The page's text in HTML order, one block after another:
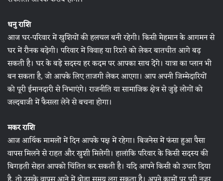
धनु राशि
आज घर-परिवार में खुशियों की हलचल बनी रहेगी। किसी मेहमान के आगमन से
घर में रौनक बढ़ेगी। परिवार में विवाह या रिश्ते को लेकर बातचीत आगे बढ़
सकती है। घर के बड़े सदस्य हर कदम पर आपका साथ देंगे। यात्रा का प्लान भी
बन सकता है, जो आपके लिए ताजगी लेकर आएगा। आप अपनी जिम्मेदारियों
को पूरी ईमानदारी से निभाएंगे। राजनीति या सामाजिक क्षेत्र से जुड़े लोगों को
जल्दबाजी में फैसला लेने से बचना होगा।
मकर राशि
आज आर्थिक मामलों में दिन आपके पक्ष में रहेगा। बिजनेस में फंसा हुआ पैसा
वापस मिलने से राहत और खुशी मिलेगी। हालांकि परिवार के किसी सदस्य की
बिगड़ती सेहत आपको चिंतित कर सकती है। यदि आपने किसी को उधार दिया